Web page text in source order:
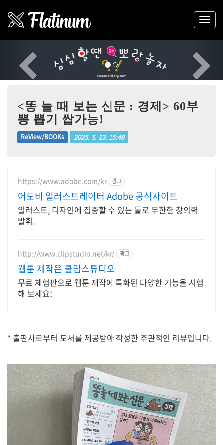
<똥 눌 때 보는 신문 : 경제> 60부
뽕 뽑기 쌉가능!
ReView/BOOKs 2025. 5. 13. 15:48
https://www.adobe.com/kr 광고
어도비 일러스트레이터 Adobe 공식사이트
일러스트, 디자인에 집중할 수 있는 툴로 무한한 창의력
발휘.
http://www.clipstudio.net/kr/ 광고
웹툰 제작은 클립스튜디오
무료 체험판으로 웹툰 제작에 특화된 다양한 기능을 시험
해 보세요!
* 출판사로부터 도서를 제공받아 작성한 주관적인 리뷰입니다.